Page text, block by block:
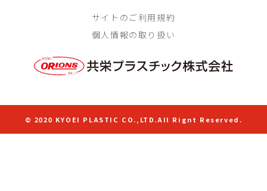
サイトのご利用規約
個人情報の取り扱い
© 2020 KYOEI PLASTIC CO.,LTD.All Rignt Reserved.